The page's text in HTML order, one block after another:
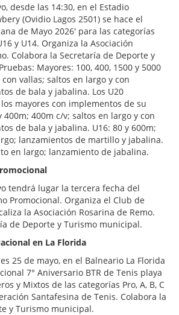
desde las 14:30, en el Estadio
(Ovidio Lagos 2501) se hace el
de Mayo 2026' para las categorías
y U14. Organiza la Asociación
Colabora la Secretaría de Deporte y
Mayores: 100, 400, 1500 y 5000
vallas; saltos en largo y con
de bala y jabalina. Los U20
mayores con implementos de su
400m; 400m c/v; saltos en largo y con
de bala y jabalina. U16: 80 y 600m;
lanzamientos de martillo y jabalina.
en largo; lanzamiento de jabalina.
tendrá lugar la tercera fecha del
Promocional. Organiza el Club de
la Asociación Rosarina de Remo.
de Deporte y Turismo municipal.
en La Florida
25 de mayo, en el Balneario La Florida
7° Aniversario BTR de Tenis playa
y Mixtos de las categorías Pro, A, B, C
Santafesina de Tenis. Colabora la
y Turismo municipal.